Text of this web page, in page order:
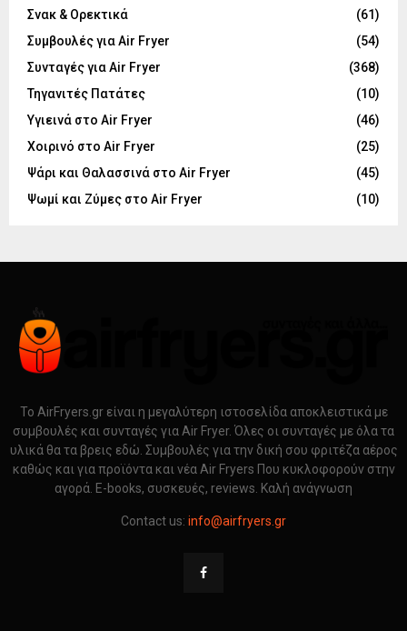
Σνακ & Ορεκτικά
(61)
Συμβουλές για Air Fryer
(54)
Συνταγές για Air Fryer
(368)
Τηγανιτές Πατάτες
(10)
Υγιεινά στο Air Fryer
(46)
Χοιρινό στο Air Fryer
(25)
Ψάρι και Θαλασσινά στο Air Fryer
(45)
Ψωμί και Ζύμες στο Air Fryer
(10)
Το AirFryers.gr είναι η μεγαλύτερη ιστοσελίδα αποκλειστικά με
συμβουλές και συνταγές για Air Fryer. Όλες οι συνταγές με όλα τα
υλικά θα τα βρεις εδώ. Συμβουλές για την δική σου φριτέζα αέρος
καθώς και για προϊόντα και νέα Air Fryers Που κυκλοφορούν στην
αγορά. E-books, συσκευές, reviews. Καλή ανάγνωση
Contact us: info@airfryers.gr